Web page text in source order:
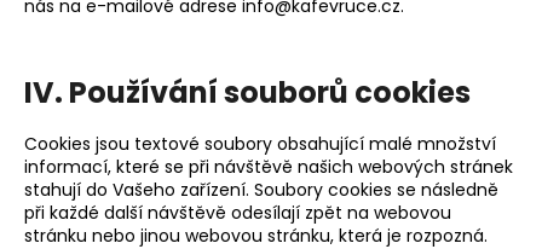
nás na e-mailové adrese info@kafevruce.cz.
IV. Používání souborů cookies
Cookies jsou textové soubory obsahující malé množství
informací, které se při návštěvě našich webových stránek
stahují do Vašeho zařízení. Soubory cookies se následně
při každé další návštěvě odesílají zpět na webovou
stránku nebo jinou webovou stránku, která je rozpozná.